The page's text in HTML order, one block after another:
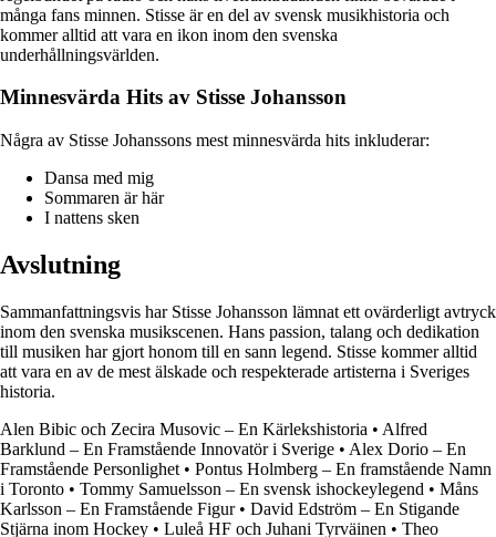
många fans minnen. Stisse är en del av svensk musikhistoria och
kommer alltid att vara en ikon inom den svenska
underhållningsvärlden.
Minnesvärda Hits av Stisse Johansson
Några av Stisse Johanssons mest minnesvärda hits inkluderar:
Dansa med mig
Sommaren är här
I nattens sken
Avslutning
Sammanfattningsvis har Stisse Johansson lämnat ett ovärderligt avtryck
inom den svenska musikscenen. Hans passion, talang och dedikation
till musiken har gjort honom till en sann legend. Stisse kommer alltid
att vara en av de mest älskade och respekterade artisterna i Sveriges
historia.
Alen Bibic och Zecira Musovic – En Kärlekshistoria • Alfred
Barklund – En Framstående Innovatör i Sverige • Alex Dorio – En
Framstående Personlighet • Pontus Holmberg – En framstående Namn
i Toronto • Tommy Samuelsson – En svensk ishockeylegend • Måns
Karlsson – En Framstående Figur• David Edström – En Stigande
Stjärna inom Hockey • Luleå HF och Juhani Tyrväinen • Theo